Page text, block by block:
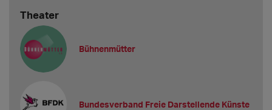
Theater
Bühnenmütter
Bundesverband Freie Darstellende Künste